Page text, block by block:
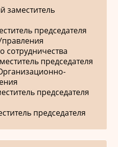
заместитель
председателя
сотрудничества
председателя
председателя
председателя